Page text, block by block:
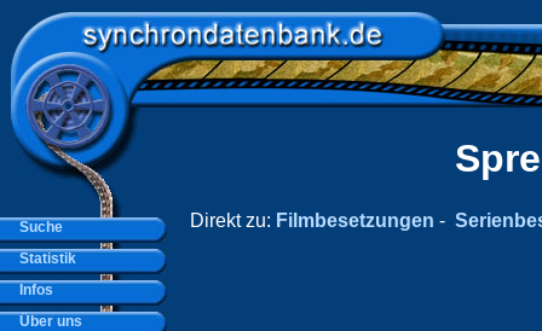
Direkt zu: Filmbesetzungen -
Suche
Statistik
Infos
Über uns